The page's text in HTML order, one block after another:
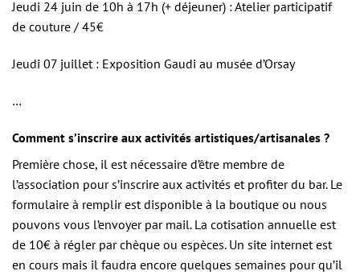
Jeudi 24 juin de 10h à 17h (+ déjeuner) : Atelier participatif
de couture / 45€
Jeudi 07 juillet : Exposition Gaudi au musée d’Orsay
…
Comment s’inscrire aux activités artistiques/artisanales ?
Première chose, il est nécessaire d’être membre de
l’association pour s’inscrire aux activités et profiter du bar. Le
formulaire à remplir est disponible à la boutique ou nous
pouvons vous l’envoyer par mail. La cotisation annuelle est
de 10€ à régler par chèque ou espèces. Un site internet est
en cours mais il faudra encore quelques semaines pour qu’il